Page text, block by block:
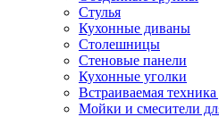
Стулья
Кухонные диваны
Столешницы
Стеновые панели
Кухонные уголки
Встраиваемая
Мойки и смесители